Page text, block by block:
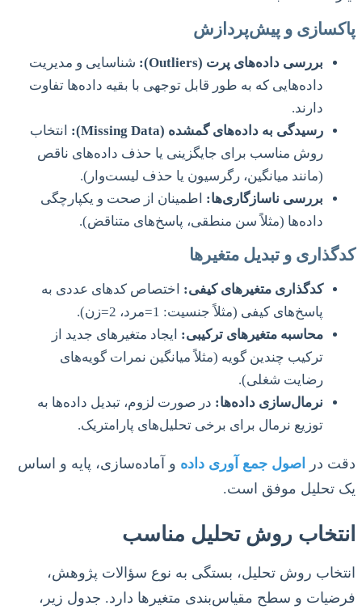
پاکسازی و پیش‌پردازش
بررسی داده‌های پرت (Outliers):
شناسایی و مدیریت
داده‌هایی که به طور قابل توجهی با بقیه داده‌ها تفاوت
دارند.
رسیدگی به داده‌های گمشده (Missing Data):
انتخاب
روش مناسب برای جایگزینی یا حذف داده‌های ناقص
(مانند میانگین، رگرسیون یا حذف لیست‌وار).
بررسی ناسازگاری‌ها: اطمینان از صحت و یکپارچگی
داده‌ها (مثلاً سن منطقی، پاسخ‌های متناقض).
کدگذاری و تبدیل متغیرها
کدگذاری متغیرهای کیفی: اختصاص کدهای عددی به
پاسخ‌های کیفی (مثلاً جنسیت: 1=مرد، 2=زن).
محاسبه متغیرهای ترکیبی: ایجاد متغیرهای جدید از
ترکیب چندین گویه (مثلاً میانگین نمرات گویه‌های
رضایت شغلی).
نرمال‌سازی داده‌ها: در صورت لزوم، تبدیل داده‌ها به
توزیع نرمال برای برخی تحلیل‌های پارامتریک.
دقت در اصول جمع آوری داده و آماده‌سازی، پایه و اساس
یک تحلیل موفق است.
انتخاب روش تحلیل مناسب
انتخاب روش تحلیل، بستگی به نوع سؤالات پژوهش،
فرضیات و سطح مقیاس‌بندی متغیرها دارد. جدول زیر،